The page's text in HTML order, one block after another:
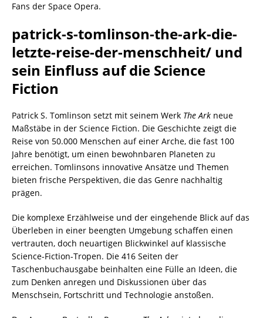
Fans der Space Opera.
patrick-s-tomlinson-the-ark-die-
letzte-reise-der-menschheit/ und
sein Einfluss auf die Science
Fiction
Patrick S. Tomlinson setzt mit seinem Werk The Ark neue
Maßstäbe in der Science Fiction. Die Geschichte zeigt die
Reise von 50.000 Menschen auf einer Arche, die fast 100
Jahre benötigt, um einen bewohnbaren Planeten zu
erreichen. Tomlinsons innovative Ansätze und Themen
bieten frische Perspektiven, die das Genre nachhaltig
prägen.
Die komplexe Erzählweise und der eingehende Blick auf das
Überleben in einer beengten Umgebung schaffen einen
vertrauten, doch neuartigen Blickwinkel auf klassische
Science-Fiction-Tropen. Die 416 Seiten der
Taschenbuchausgabe beinhalten eine Fülle an Ideen, die
zum Denken anregen und Diskussionen über das
Menschsein, Fortschritt und Technologie anstoßen.